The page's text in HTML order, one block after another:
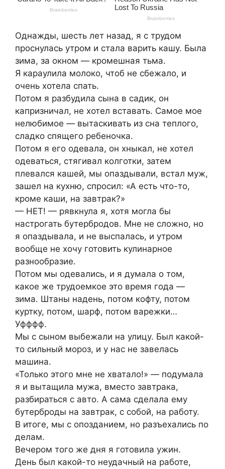
Однажды, шесть лет назад, я с трудом
проснулась утром и стала варить кашу. Была
зима, за окном — кромешная тьма.
Я караулила молоко, чтоб не сбежало, и
очень хотела спать.
Потом я разбудила сына в садик, он
капризничал, не хотел вставать. Самое мое
нелюбимое — вытаскивать из сна теплого,
сладко спящего ребеночка.
Потом я его одевала, он хныкал, не хотел
одеваться, стягивал колготки, затем
плевался кашей, мы опаздывали, встал муж,
зашел на кухню, спросил: «А есть что-то,
кроме каши, на завтрак?»
— НЕТ! — рявкнула я, хотя могла бы
настрогать бутербродов. Мне не сложно, но
я опаздывала, и не выспалась, и утром
вообще не хочу готовить кулинарное
разнообразие.
Потом мы одевались, и я думала о том,
какое же трудоемкое это время года —
зима. Штаны надень, потом кофту, потом
куртку, потом, шарф, потом варежки…
Уфффф.
Мы с сыном выбежали на улицу. Был какой-
то сильный мороз, и у нас не завелась
машина.
«Только этого мне не хватало!» — подумала
я и вытащила мужа, вместо завтрака,
разбираться с авто. А сама сделала ему
бутерброды на завтрак, с собой, на работу.
В итоге, мы с опозданием, но разъехались по
делам.
Вечером того же дня я готовила ужин.
День был какой-то неудачный на работе,